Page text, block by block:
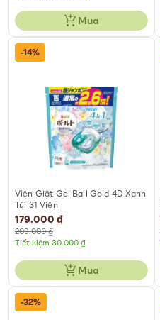
Mua
-14%
Viên Giặt Gel Ball Gold 4D Xanh
Túi 31 Viên
Special
Price
179.000 ₫
209.000 ₫
Tiết kiệm 30.000 ₫
Mua
-32%